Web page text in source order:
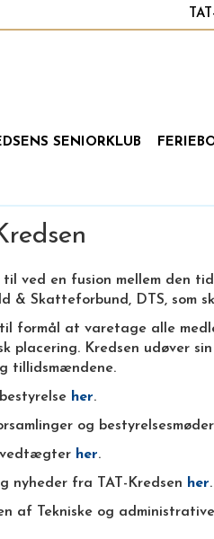
SENIORKLUB
til ved en fusion mellem den
& Skatteforbund, DTS, som
til formål at varetage alle
placering. Kredsen udøver
tillidsmændene.
her.
og
vedtægter her.
nyheder fra TAT-Kredsen her.
af Tekniske og